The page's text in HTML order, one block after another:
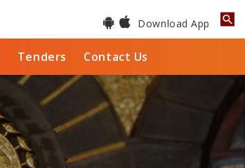
Download App
Tenders Contact Us